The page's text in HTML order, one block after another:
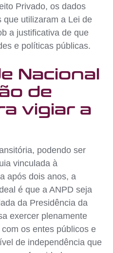
Privado, os dados
que utilizaram a Lei de
a justificativa de que
e políticas públicas.
Nacional
de
vigiar a
podendo ser
vinculada à
após dois anos, a
é que a ANPD seja
da Presidência da
exercer plenamente
os entes públicos e
de independência que